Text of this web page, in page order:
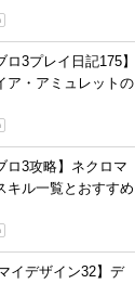
ロ3プレイ日記175】
ア・アミュレットの
ロ3攻略】ネクロマ
キル一覧とおすすめ
イデザイン32】デ